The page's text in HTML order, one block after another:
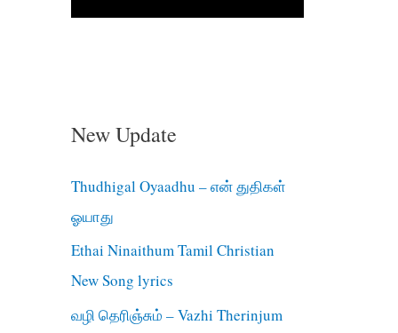
New Update
Thudhigal Oyaadhu – என் துதிகள்
ஓயாது
Ethai Ninaithum Tamil Christian
New Song lyrics
வழி தெரிஞ்சும் – Vazhi Therinjum